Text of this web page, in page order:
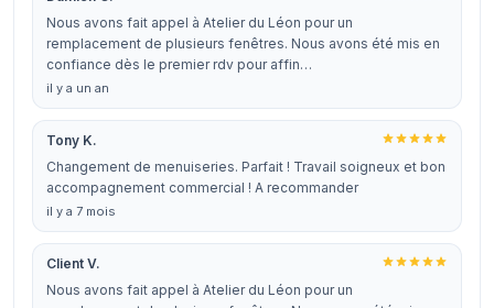
Nous avons fait appel à Atelier du Léon pour un
remplacement de plusieurs fenêtres. Nous avons été mis en
confiance dès le premier rdv pour affin…
il y a un an
Tony K.
Changement de menuiseries. Parfait ! Travail soigneux et bon
accompagnement commercial ! A recommander
il y a 7 mois
Client V.
Nous avons fait appel à Atelier du Léon pour un